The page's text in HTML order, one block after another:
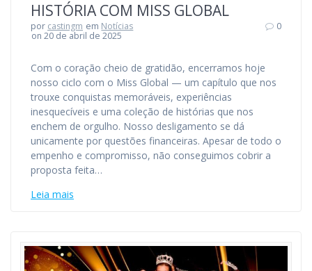
HISTÓRIA COM MISS GLOBAL
por castingm em Notícias
on 20 de abril de 2025
0
Com o coração cheio de gratidão, encerramos hoje
nosso ciclo com o Miss Global — um capítulo que nos
trouxe conquistas memoráveis, experiências
inesquecíveis e uma coleção de histórias que nos
enchem de orgulho. Nosso desligamento se dá
unicamente por questões financeiras. Apesar de todo o
empenho e compromisso, não conseguimos cobrir a
proposta feita…
Leia mais